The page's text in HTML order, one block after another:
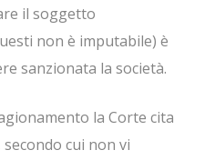
il soggetto
non è imputabile) è
sanzionata la società.
la Corte cita
cui non vi